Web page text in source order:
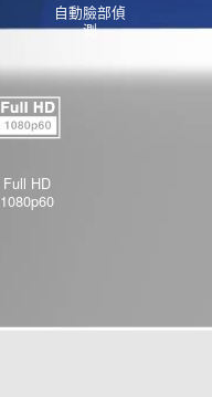
自動臉部偵
測
Full HD
1080p60